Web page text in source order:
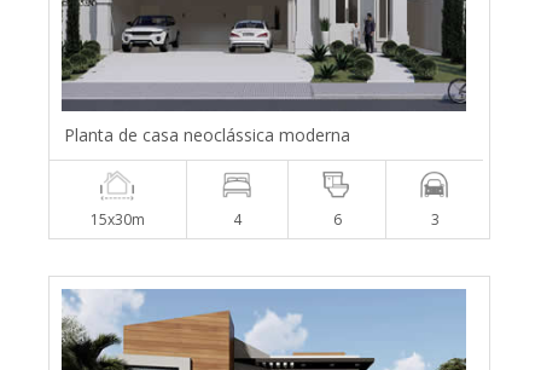
Planta de casa neoclássica moderna
15x30m 4 6 3